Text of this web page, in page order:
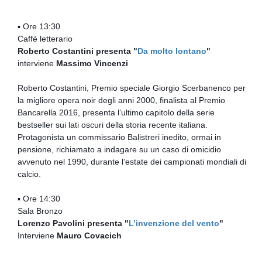
▪ Ore 13:30
Caffè letterario
Roberto Costantini presenta "Da molto lontano"
interviene Massimo Vincenzi
Roberto Costantini, Premio speciale Giorgio Scerbanenco per
la migliore opera noir degli anni 2000, finalista al Premio
Bancarella 2016, presenta l’ultimo capitolo della serie
bestseller sui lati oscuri della storia recente italiana.
Protagonista un commissario Balistreri inedito, ormai in
pensione, richiamato a indagare su un caso di omicidio
avvenuto nel 1990, durante l’estate dei campionati mondiali di
calcio.
▪ Ore 14:30
Sala Bronzo
Lorenzo Pavolini presenta "L’invenzione del vento"
Interviene Mauro Covacich